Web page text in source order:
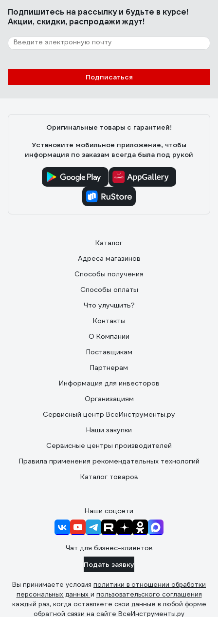
Подпишитесь на рассылкуи будьте в курсе!
Акции, скидки, распродажи ждут!
Подписаться
Оригинальные товары с гарантией!
Установите мобильное приложение, чтобы
информация по заказам всегда была под рукой
Каталог
Адреса магазинов
Способы получения
Способы оплаты
Что улучшить?
Контакты
О Компании
Поставщикам
Партнерам
Информация для инвесторов
Организациям
Сервисный центр ВсеИнструменты.ру
Наши закупки
Сервисные центры производителей
Правила применения рекомендательных технологий
Каталог товаров
Наши соцсети
Чат для бизнес-клиентов
Подать заявку
Вы принимаете условия политики в отношении обработки
персональных данных и пользовательского соглашения
каждый раз, когда оставляете свои данные в любой форме
обратной связи на сайте ВсеИнструменты.ру